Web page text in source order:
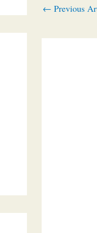
← Previous